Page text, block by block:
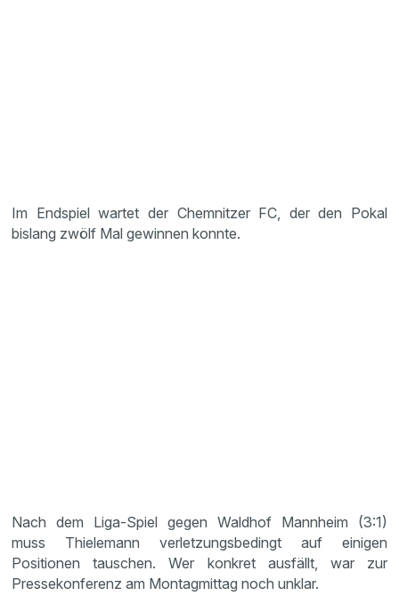
Im Endspiel wartet der Chemnitzer FC, der den Pokal
bislang zwölf Mal gewinnen konnte.
Nach dem Liga-Spiel gegen Waldhof Mannheim (3:1)
muss Thielemann verletzungsbedingt auf einigen
Positionen tauschen. Wer konkret ausfällt, war zur
Pressekonferenz am Montagmittag noch unklar.